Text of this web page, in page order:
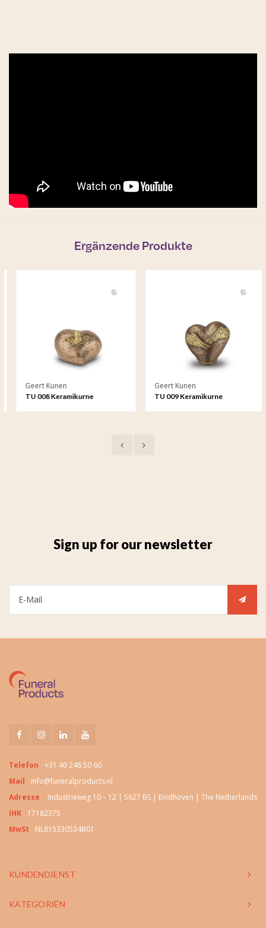
Ergänzende Produkte
Geert Kunen
TU 008 Keramikurne
Geert Kunen
TU 009 Keramikurne
Sign up for our newsletter
Telefon
+31 40 248 50 60
Mail
info@funeralproducts.nl
Adresse
Industrieweg 10 – 12 | 5627 BS | Eindhoven | The Netherlands
IHK
17182375
MwSt
NL815330534B01
KUNDENDIENST
KATEGORIËN